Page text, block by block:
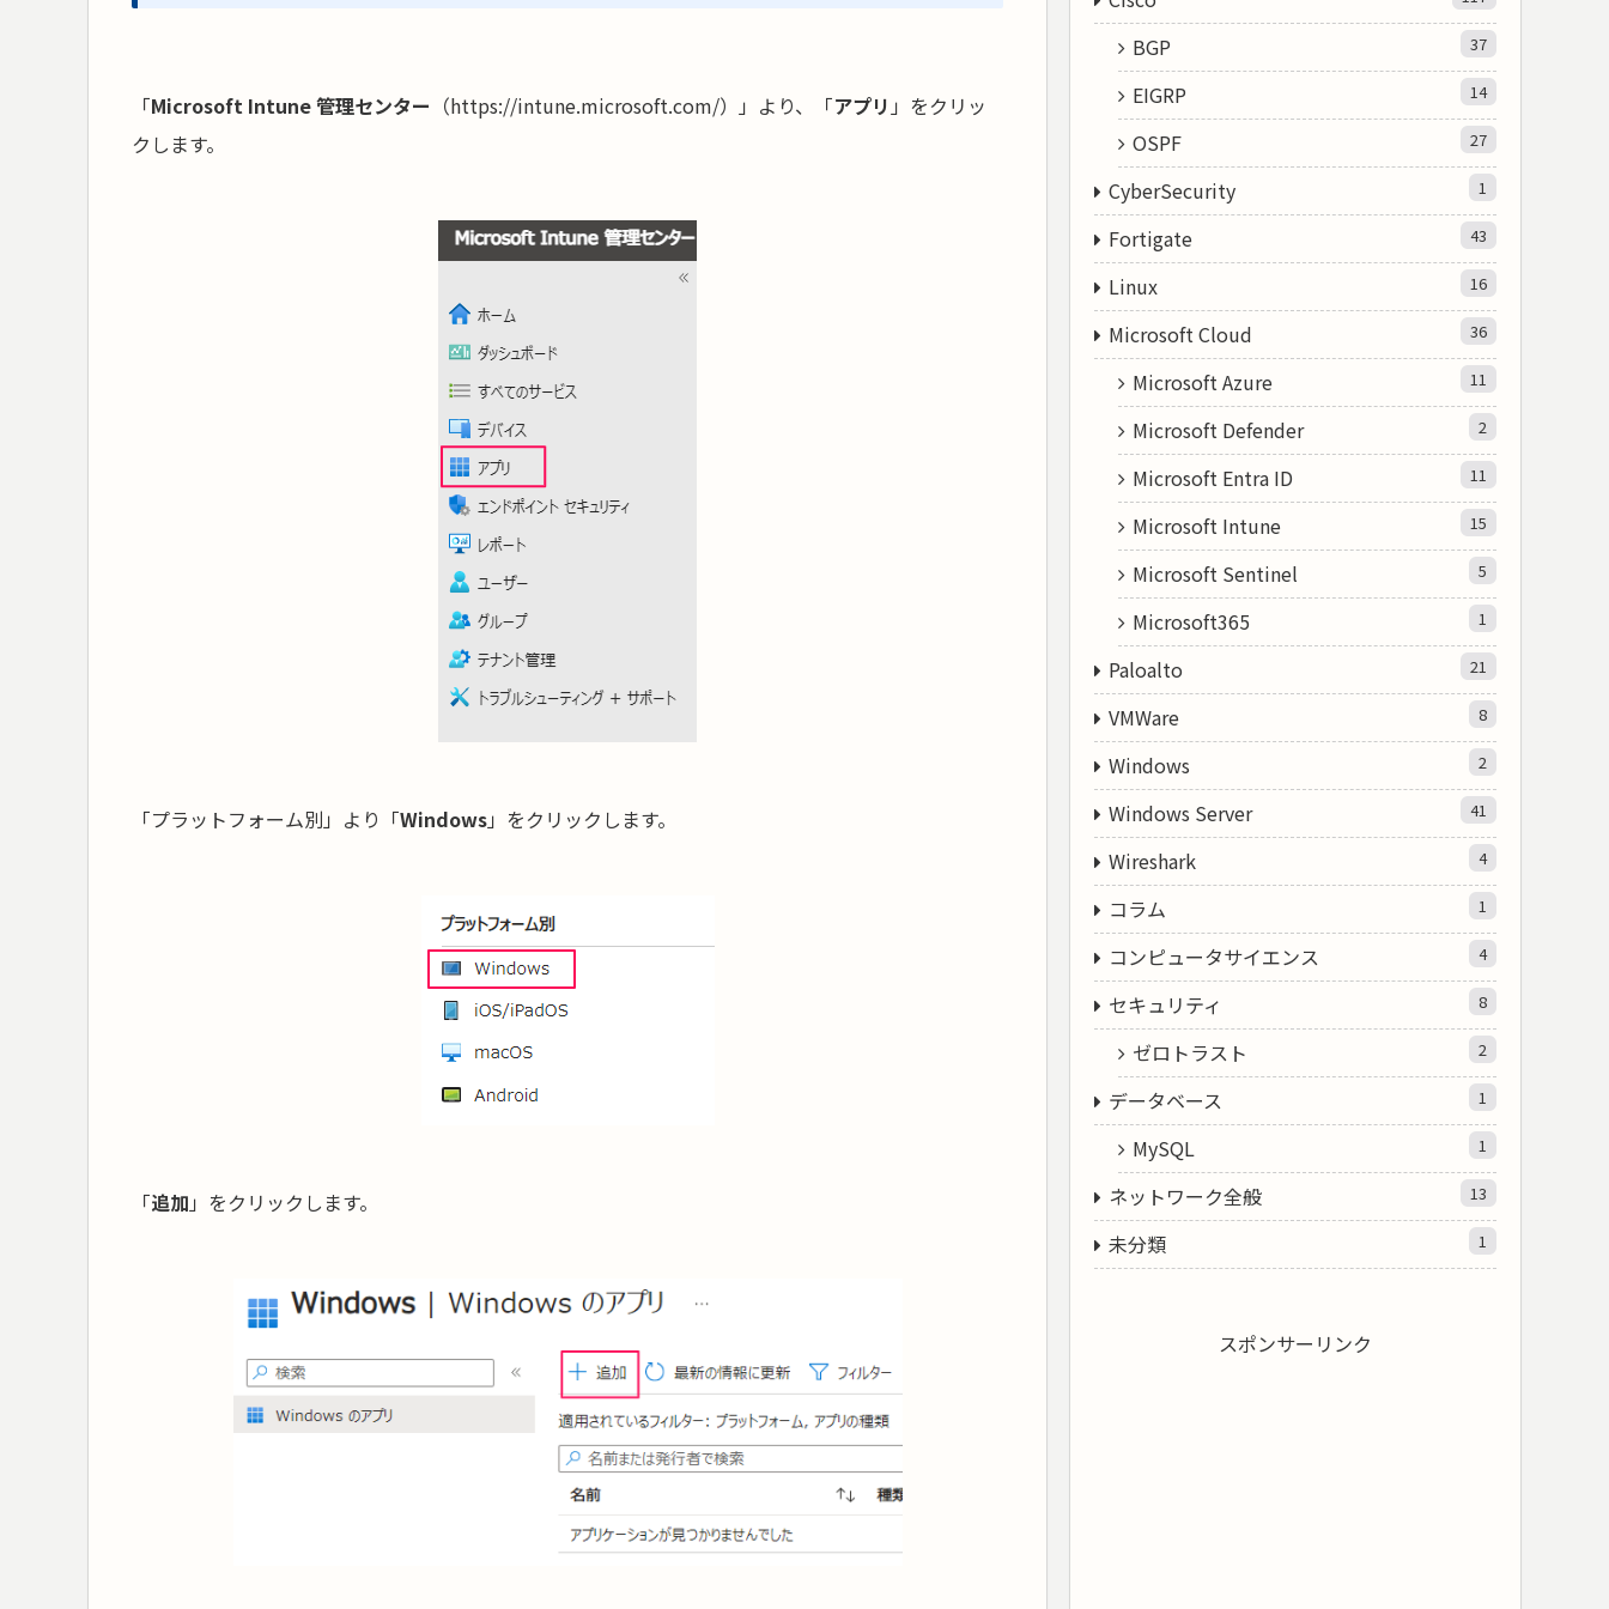
「Microsoft Intune 管理センター （https://intune.microsoft.com/）」より、「アプリ 」をクリッ
クします。
「プラットフォーム別」より「Windows」をクリックします。
「追加 」をクリックします。
BGP 37
EIGRP 14
OSPF 27
CyberSecurity 1
Fortigate 43
Linux 16
Microsoft Cloud 36
Microsoft Azure 11
Microsoft Defender 2
Microsoft Entra ID 11
Microsoft Intune 15
Microsoft Sentinel 5
Microsoft365 1
Paloalto 21
VMWare 8
Windows 2
Windows Server 41
Wireshark 4
コラム 1
コンピュータサイエンス 4
セキュリティ 8
ゼロトラスト 2
データベース 1
MySQL 1
ネットワーク全般 13
未分類 1
スポンサーリンク